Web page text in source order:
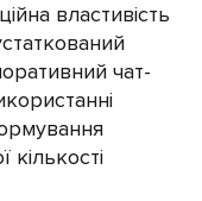
властивість
чат-
кількості